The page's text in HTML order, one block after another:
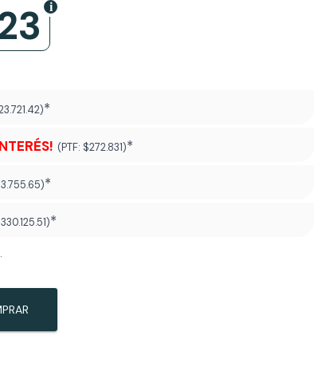
*
(PTF: $272.831)*
*
)*
.